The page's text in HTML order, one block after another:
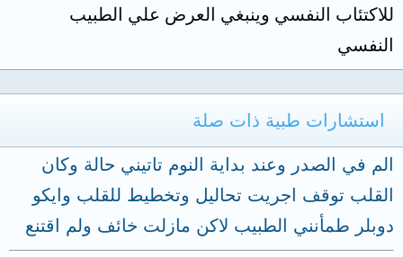
للاكتئاب النفسي وينبغي العرض علي الطبيب
النفسي
استشارات طبية ذات صلة
الم في الصدر وعند بداية النوم تاتيني حالة وكان
القلب توقف اجريت تحاليل وتخطيط للقلب وايكو
دوبلر طمأنني الطبيب لاكن مازلت خائف ولم اقتنع